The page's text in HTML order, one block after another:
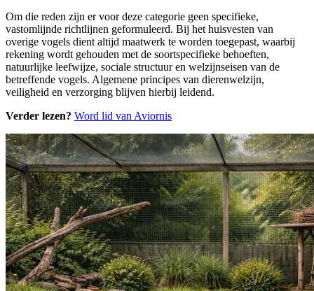
Om die reden zijn er voor deze categorie geen specifieke,
vastomlijnde richtlijnen geformuleerd. Bij het huisvesten van
overige vogels dient altijd maatwerk te worden toegepast, waarbij
rekening wordt gehouden met de soortspecifieke behoeften,
natuurlijke leefwijze, sociale structuur en welzijnseisen van de
betreffende vogels. Algemene principes van dierenwelzijn,
veiligheid en verzorging blijven hierbij leidend.
Verder lezen? Word lid van Aviornis